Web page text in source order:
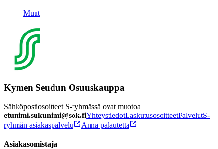
Muut
Kymen Seudun Osuuskauppa
Sähköpostiosoitteet S-ryhmässä ovat muotoa
etunimi.sukunimi@sok.fiYhteystiedotLaskutusosoitteetPalvelutS-
ryhmän asiakaspalvelu
Anna palautetta
Asiakasomistaja